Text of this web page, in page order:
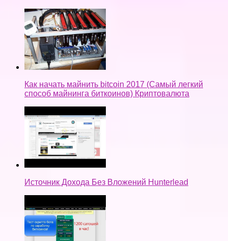
Как начать майнить bitcoin 2017 (Самый легкий
способ майнинга биткоинов) Криптовалюта
Источник Дохода Без Вложений Hunterlead